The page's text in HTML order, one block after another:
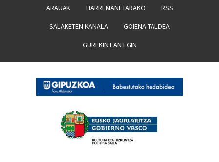
ARAUAK HARREMANETARAKO RSS
SALAKETEN KANALA GOIENA TALDEA
GUREKIN LAN EGIN